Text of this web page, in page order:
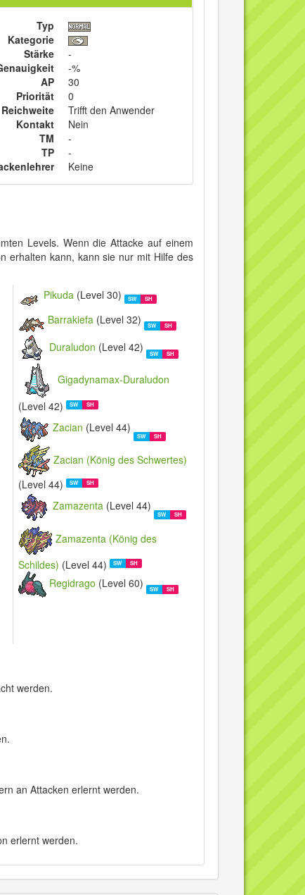
Typ
Kategorie
Stärke
-
-%
AP
30
Priorität
0
Reichweite
Trifft den Anwender
Kontakt
Nein
TM
-
TP
-
Keine
Levels. Wenn die Attacke auf einem
erhalten kann, kann sie nur mit Hilfe des
Pikuda (Level 30) SW SH
Barrakiefa (Level 32) SW SH
Duraludon (Level 42)
SW SH
Gigadynamax-Duraludon
(Level 42)
SW SH
Zacian (Level 44)
SW SH
Zacian (König des Schwertes)
(Level 44)
SW SH
Zamazenta(Level 44)
SW SH
Zamazenta (König des
Schildes) (Level 44) SW SH
Regidrago (Level 60) SW SH
werden.
an Attacken erlernt werden.
erlernt werden.